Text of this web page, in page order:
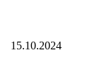
15.10.2024